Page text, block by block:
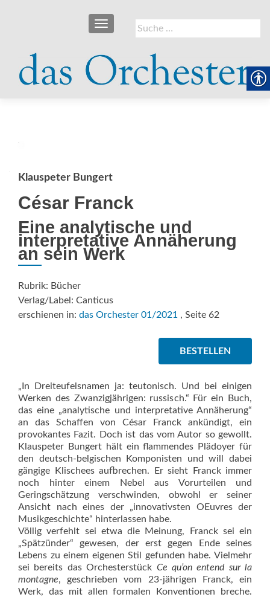
Suche
nach:
SCHALTE NAVIGATION
Klauspeter Bungert
César Franck
Eine analytische und
interpretative Annäherung
an sein Werk
Rubrik: Bücher
Verlag/Label: Canticus
erschienen in: das Orchester 01/2021 , Seite 62
BESTELLEN
„In Dreiteufelsnamen ja: teutonisch. Und bei einigen
Werken des Zwanzigjährigen: russisch.“ Für ein Buch,
das eine „analytische und interpretative Annäherung“
an das Schaffen von César Franck ankündigt, ein
provokantes Fazit. Doch ist das vom Autor so gewollt.
Klauspeter Bungert hält ein flammendes Plädoyer für
den deutsch-belgischen Komponisten und will dabei
gängige Klischees aufbrechen. Er sieht Franck immer
noch hinter einem Nebel aus Vorurteilen und
Geringschätzung verschwinden, obwohl er seiner
Ansicht nach eines der „innovativsten OEuvres der
Musikgeschichte“ hinterlassen habe.
Völlig verfehlt sei etwa die Meinung, Franck sei ein
„Spätzünder“ gewesen, der erst gegen Ende seines
Lebens zu einem eigenen Stil gefunden habe. Vielmehr
sei bereits das Orchesterstück Ce qu’on entend sur la
montagne, geschrieben vom 23-jährigen Franck, ein
Werk, das mit allen formalen Konventionen breche.